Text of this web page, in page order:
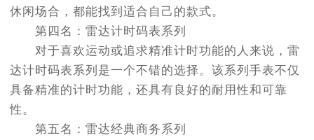
休闲场合，都能找到适合自己的款式。
第四名：雷达计时码表系列
对于喜欢运动或追求精准计时功能的人来说，雷
达计时码表系列是一个不错的选择。该系列手表不仅
具备精准的计时功能，还具有良好的耐用性和可靠
性。
第五名：雷达经典商务系列